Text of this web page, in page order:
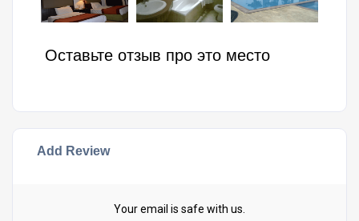
Оставьте отзыв про это место
Add Review
Your email is safe with us.